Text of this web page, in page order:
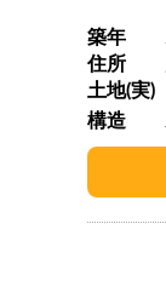
築年
住所
土地(実)
構造